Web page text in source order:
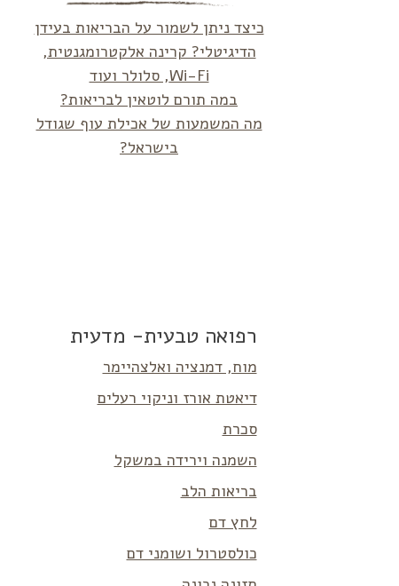
כיצד ניתן לשמור על הבריאות בעידן
הדיגיטלי? קרינה אלקטרומגנטית,
Wi-Fi, סלולר ועוד
במה תורם לוטאין לבריאות?
מה המשמעות של אכילת עוף שגודל
בישראל?
רפואה טבעית- מדעית
מוח, דמנציה ואלצהיימר
דיאטת אורז וניקוי רעלים
סכרת
השמנה וירידה במשקל
בריאות הלב
לחץ דם
כולסטרול ושומני דם